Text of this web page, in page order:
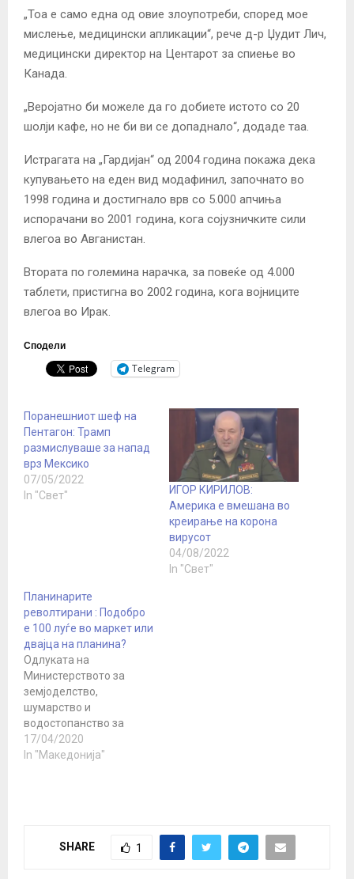
„Тоа е само една од овие злоупотреби, според мое
мислење, медицински апликации“, рече д-р Џудит Лич,
медицински директор на Центарот за спиење во
Канада.
„Веројатно би можеле да го добиете истото со 20
шолји кафе, но не би ви се допаднало“, додаде таа.
Истрагата на „Гардијан“ од 2004 година покажа дека
купувањето на еден вид модафинил, започнато во
1998 година и достигнало врв со 5.000 апчиња
испорачани во 2001 година, кога сојузничките сили
влегоа во Авганистан.
Втората по големина нарачка, за повеќе од 4.000
таблети, пристигна во 2002 година, кога војниците
влегоа во Ирак.
Сподели
Telegram
Поранешниот шеф на
Пентагон: Трамп
размислуваше за напад
врз Мексико
07/05/2022
In "Свет"
ИГОР КИРИЛОВ:
Америка е вмешана во
креирање на корона
вирусот
04/08/2022
In "Свет"
Планинарите
револтирани : Подобро
е 100 луѓе во маркет или
двајца на планина?
Одлуката на
Министерството за
земјоделство,
шумарство и
водостопанство за
забрана за движење
низ шума и шумско
природата од
17/04/2020
In "Македонија"
SHARE 1